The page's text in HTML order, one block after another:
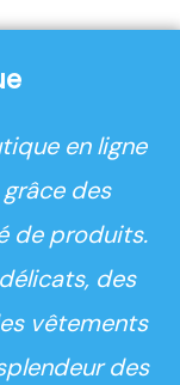
en ligne
des
de produits.
des
vêtements
des